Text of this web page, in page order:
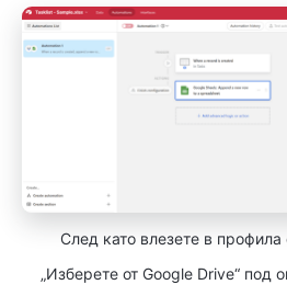
След като влезете в
„Изберете от Google Drive“ под